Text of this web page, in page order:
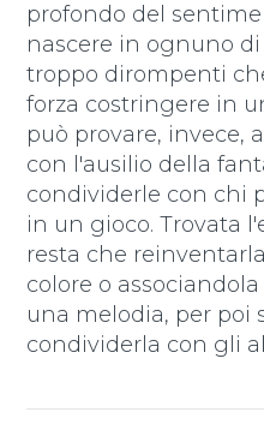
profondo del
nascere in ognuno
troppo dirompenti
forza costringere in
può provare, invece,
con l'ausilio della
condividerle con chi
in un gioco. Trovata
resta che
colore o
una melodia, per poi
condividerla con gli